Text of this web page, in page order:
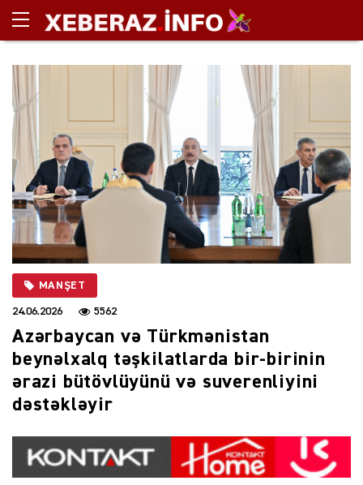
MANŞET
24.06.2026 5562
Azərbaycan və Türkmənistan
beynəlxalq təşkilatlarda bir-birinin
ərazi bütövlüyünü və suverenliyini
dəstəkləyir